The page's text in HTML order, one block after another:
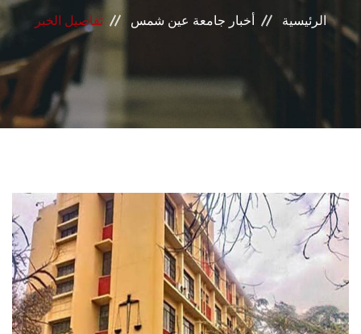
الرعاية الصحية
المراكز والوحدات
الأنظمة الذكية
تواصل معنا
الطلاب
هيئة التدريس
الرئيسية أخبار جامعة عين شمس تفاصيل الخبر